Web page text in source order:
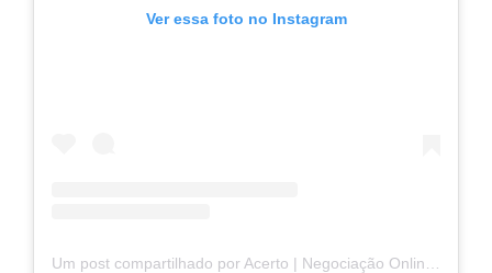
Ver essa foto no Instagram